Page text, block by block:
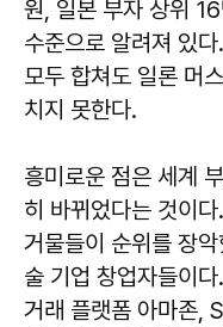
원, 일본 부자 상위
수준으로 알려져 있
모두 합쳐도 일론 머
치지 못한다.
흥미로운 점은 세계
히 바뀌었다는 것이
거물들이 순위를 장
술 기업 창업자들이
거래 플랫폼 아마존,